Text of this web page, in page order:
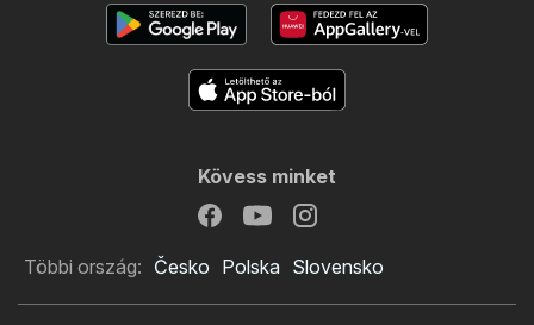
Kövess minket
Többi ország: Česko Polska Slovensko